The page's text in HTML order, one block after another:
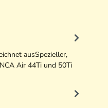
ausSpezieller,
Air 44Ti und 50Ti